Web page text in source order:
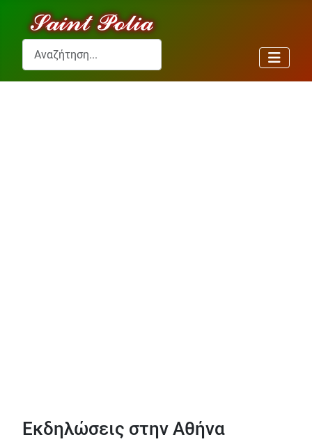
Αναζήτηση...
Εκδηλώσεις στην Αθήνα